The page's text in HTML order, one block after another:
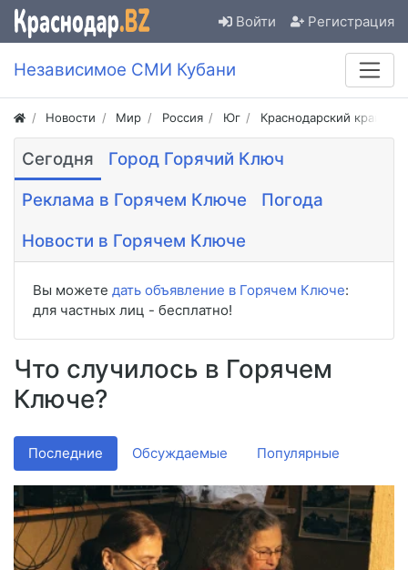
Войти Регистрация
Независимое СМИ Кубани
Новости Мир Россия Юг Краснодарский край
Сегодня
Город Горячий Ключ
Реклама в Горячем Ключе
Погода
Новости в Горячем Ключе
Вы можете дать объявление в Горячем Ключе:
для частных лиц - бесплатно!
Что случилось в Горячем
Ключе?
Последние Обсуждаемые Популярные